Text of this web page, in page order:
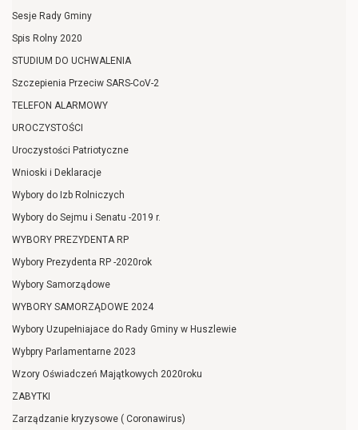
Sesje Rady Gminy
Spis Rolny 2020
STUDIUM DO UCHWALENIA
Szczepienia Przeciw SARS-CoV-2
TELEFON ALARMOWY
UROCZYSTOŚCI
Uroczystości Patriotyczne
Wnioski i Deklaracje
Wybory do Izb Rolniczych
Wybory do Sejmu i Senatu -2019 r.
WYBORY PREZYDENTA RP
Wybory Prezydenta RP -2020rok
Wybory Samorządowe
WYBORY SAMORZĄDOWE 2024
Wybory Uzupełniajace do Rady Gminy w Huszlewie
Wybpry Parlamentarne 2023
Wzory Oświadczeń Majątkowych 2020roku
ZABYTKI
Zarządzanie kryzysowe ( Coronawirus)